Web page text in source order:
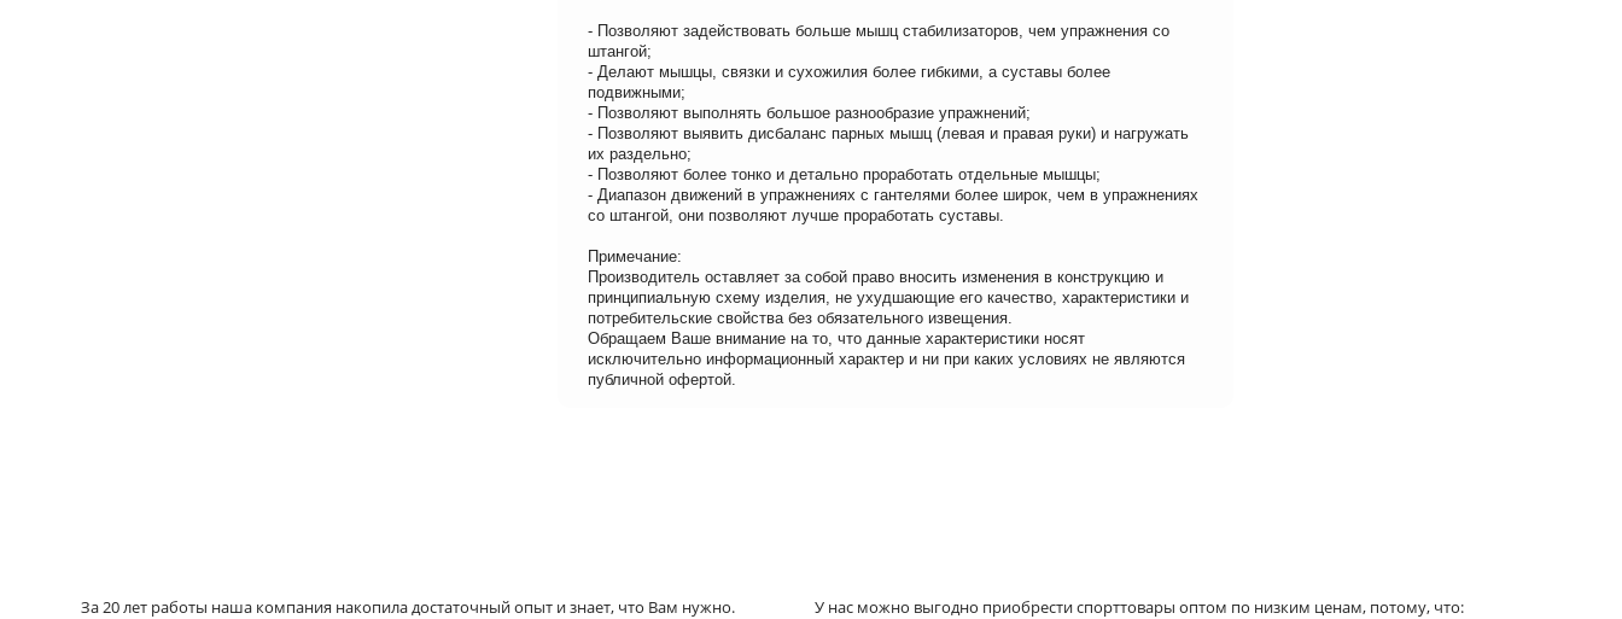
- Позволяют задействовать больше мышц стабилизаторов, чем упражнения со
штангой;
- Делают мышцы, связки и сухожилия более гибкими, а суставы более
подвижными;
- Позволяют выполнять большое разнообразие упражнений;
- Позволяют выявить дисбаланс парных мышц (левая и правая руки) и нагружать
их раздельно;
- Позволяют более тонко и детально проработать отдельные мышцы;
- Диапазон движений в упражнениях с гантелями более широк, чем в упражнениях
со штангой, они позволяют лучше проработать суставы.
Примечание:
Производитель оставляет за собой право вносить изменения в конструкцию и
принципиальную схему изделия, не ухудшающие его качество, характеристики и
потребительские свойства без обязательного извещения.
Обращаем Ваше внимание на то, что данные характеристики носят
исключительно информационный характер и ни при каких условиях не являются
публичной офертой.
За 20 лет работы наша компания накопила достаточный опыт и знает, что Вам нужно.
У нас можно выгодно приобрести спорттовары оптом по низким ценам, потому, что: